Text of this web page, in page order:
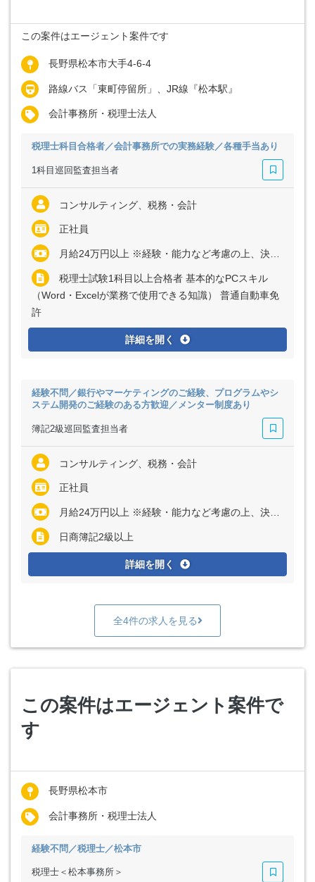
この案件はエージェント案件です
長野県松本市大手4-6-4
路線バス「東町停留所」、JR線『松本駅』
会計事務所・税理士法人
税理士科目合格者／会計事務所での実務経験／各種手当あり
1科目巡回監査担当者
コンサルティング、税務・会計
正社員
月給24万円以上 ※経験・能力など考慮の上、決定いたします
税理士試験1科目以上合格者 基本的なPCスキル
（Word・Excelが業務で使用できる知識） 普通自動車免
許
詳細を開く
経験不問／銀行やマーケティングのご経験、プログラムやシ
ステム開発のご経験のある方歓迎／メンター制度あり
簿記2級巡回監査担当者
コンサルティング、税務・会計
正社員
月給24万円以上 ※経験・能力など考慮の上、決定いたします
日商簿記2級以上
詳細を開く
全4件の求人を見る
この案件はエージェント案件で
す
長野県松本市
会計事務所・税理士法人
経験不問／税理士／松本市
税理士＜松本事務所＞